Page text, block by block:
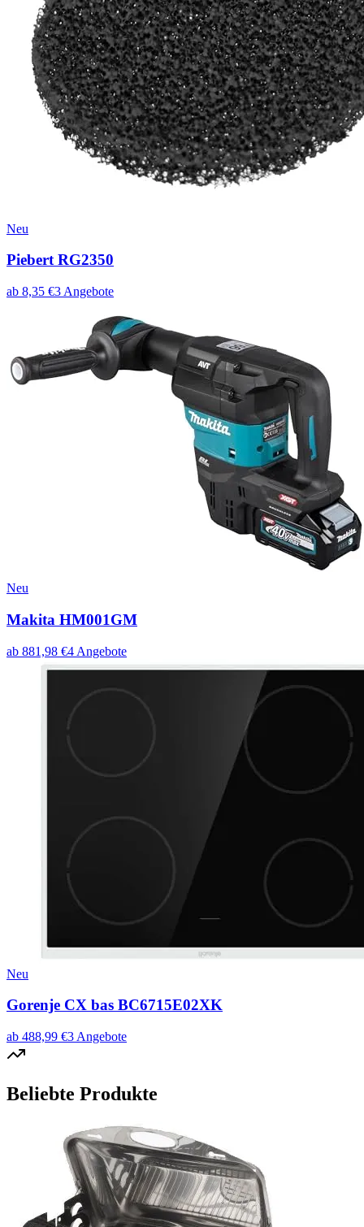
Neu
Piebert RG2350
ab 8,35 €3 Angebote
Neu
Makita HM001GM
ab 881,98 €4 Angebote
Neu
Gorenje CX bas BC6715E02XK
ab 488,99 €3 Angebote
Beliebte Produkte